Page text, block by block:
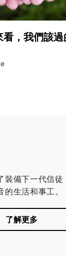
，我們該
裝備下一代信徒
生活和事工。
了解更多